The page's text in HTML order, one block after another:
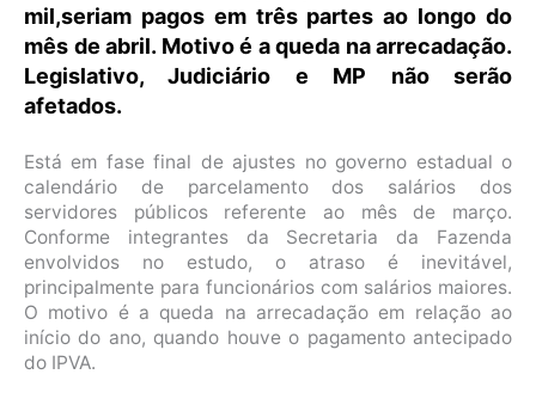
mil,seriam pagos em três partes ao longo do
mês de abril. Motivo é a queda na arrecadação.
Legislativo, Judiciário e MP não serão
afetados.
Está em fase final de ajustes no governo estadual o
calendário de parcelamento dos salários dos
servidores públicos referente ao mês de março.
Conforme integrantes da Secretaria da Fazenda
envolvidos no estudo, o atraso é inevitável,
principalmente para funcionários com salários maiores.
O motivo é a queda na arrecadação em relação ao
início do ano, quando houve o pagamento antecipado
do IPVA.